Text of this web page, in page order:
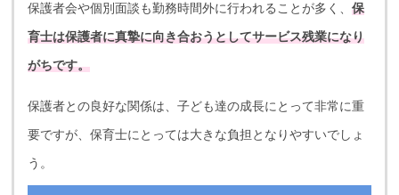
保護者会や個別面談も勤務時間外に行われることが多く、保
育士は保護者に真摯に向き合おうとしてサービス残業になり
がちです。
保護者との良好な関係は、子ども達の成長にとって非常に重
要ですが、保育士にとっては大きな負担となりやすいでしょ
う。